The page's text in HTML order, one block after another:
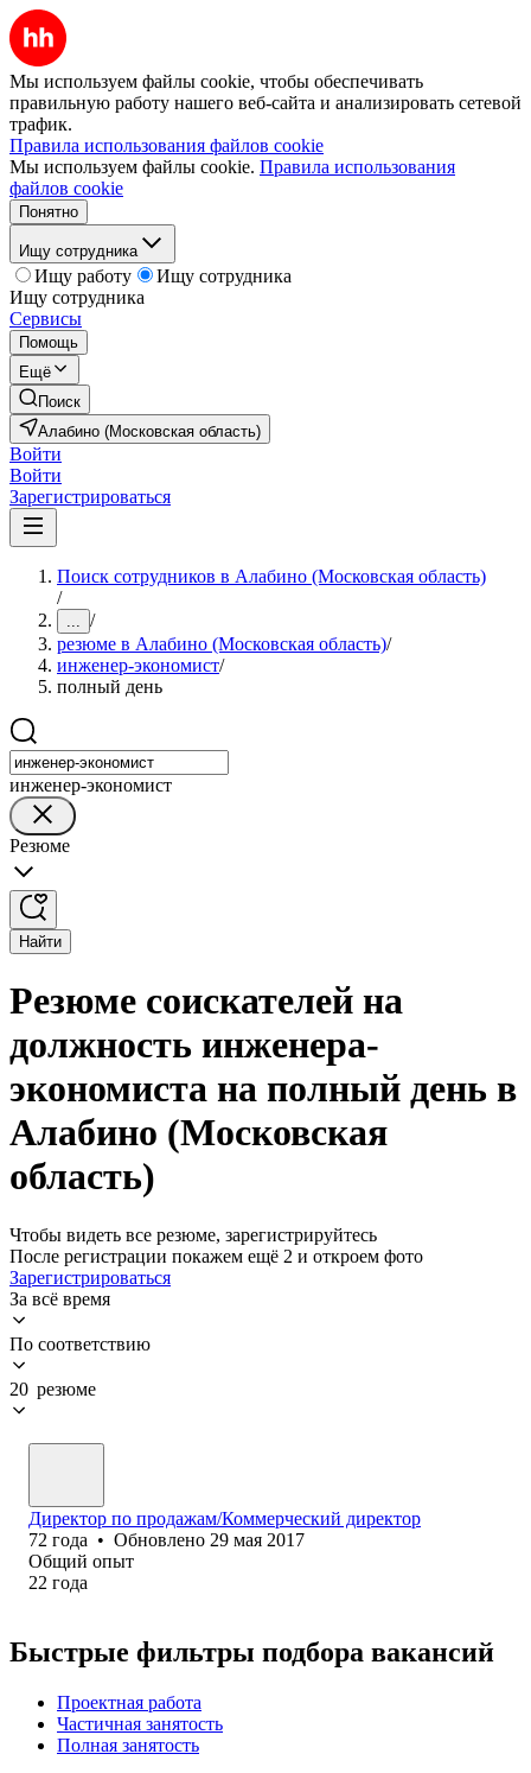
Мы используем файлы cookie, чтобы обеспечивать
правильную работу нашего веб-сайта и анализировать сетевой
трафик.
Правила использования файлов cookie
Мы используем файлы cookie. Правила использования
файлов cookie
Понятно
Ищу сотрудника
Ищу работу
Ищу сотрудника
Ищу сотрудника
Сервисы
Помощь
Ещё
Поиск
Алабино (Московская область)
Войти
Войти
Зарегистрироваться
Поиск сотрудников в Алабино (Московская область)
/
... /
резюме в Алабино (Московская область)/
инженер-экономист/
полный день
инженер-экономист
Резюме
Найти
Резюме соискателей на
должность инженера-
экономиста на полный день в
Алабино (Московская
область)
Чтобы видеть все резюме, зарегистрируйтесь
После регистрации покажем ещё 2 и откроем фото
Зарегистрироваться
За всё время
По соответствию
20 резюме
Директор по продажам/Коммерческий директор
72 года • Обновлено 29 мая 2017
Общий опыт
22 года
Быстрые фильтры подбора вакансий
Проектная работа
Частичная занятость
Полная занятость